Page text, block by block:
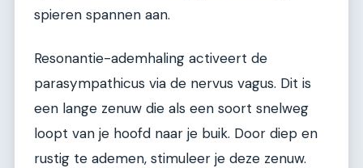
spieren spannen aan.
Resonantie-ademhaling activeert de
parasympathicus via de nervus vagus. Dit is
een lange zenuw die als een soort snelweg
loopt van je hoofd naar je buik. Door diep en
rustig te ademen, stimuleer je deze zenuw.